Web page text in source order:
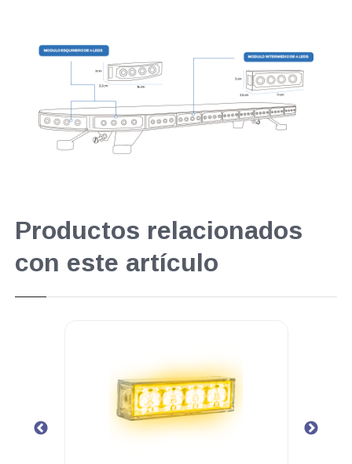
Productos relacionados
con este artículo